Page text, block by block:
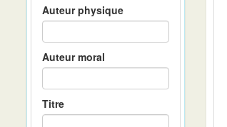
Auteur physique
Auteur moral
Titre